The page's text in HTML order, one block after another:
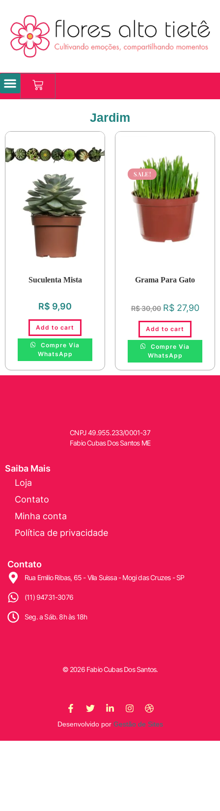
Jardim
Suculenta Mista
R$ 9,90
Add to cart
Compre Via
WhatsApp
SALE!
Grama Para Gato
R$30,00 R$27,90
Add to cart
Compre Via
WhatsApp
CNPJ49.955.233/0001-37
Fabio Cubas Dos Santos ME
Saiba Mais
Loja
Contato
Minha conta
Política de privacidade
Contato
Rua Emilio Ribas, 65 - Vila Suissa - Mogi das Cruzes - SP
(11) 94731-3076
Seg. a Sáb. 8h às 18h
© 2026 Fabio Cubas Dos Santos.
Desenvolvido por Gestão de Sites